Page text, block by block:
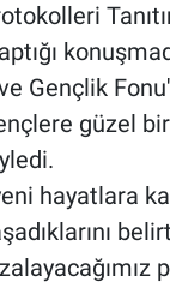
Gençlik
güzel
hayatlara